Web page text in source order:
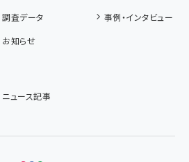
調査データ
事例・インタビュー
お知らせ
ニュース記事